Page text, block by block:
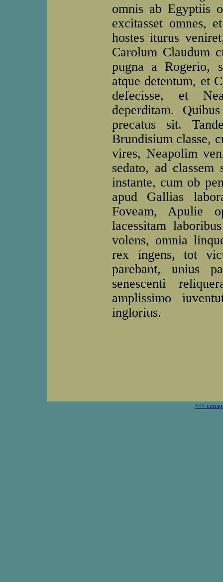
omnis ab Egyptiis
excitasset omnes,
hostes iturus
Carolum Claudum
pugna a Rogerio,
atque detentum, et
defecisse, et
deperditam.
precatus sit.
Brundisium classe,
vires, Neapolim
sedato, ad
instante, cum ob
apud Gallias
Foveam, Apulie
lacessitam
volens, omnia
rex ingens, tot
parebant, unius
senescenti
amplissimo
inglorius.
<<<